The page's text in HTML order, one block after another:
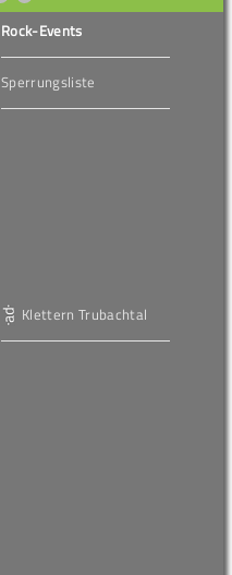
Rock-Events
Sperrungsliste
Klettern Trubachtal